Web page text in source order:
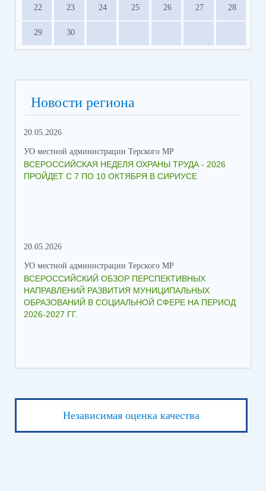
22 23 24 25 26 27 28
29 30
Новости региона
20.05.2026
УО местной администрации Терского МР
ВСЕРОССИЙСКАЯ НЕДЕЛЯ ОХРАНЫ ТРУДА - 2026
ПРОЙДЕТ С 7 ПО 10 ОКТЯБРЯ В СИРИУСЕ
20.05.2026
УО местной администрации Терского МР
ВСЕРОССИЙСКИЙ ОБЗОР ПЕРСПЕКТИВНЫХ
НАПРАВЛЕНИЙ РАЗВИТИЯ МУНИЦИПАЛЬНЫХ
ОБРАЗОВАНИЙ В СОЦИАЛЬНОЙ СФЕРЕ НА ПЕРИОД
2026-2027 ГГ.
Независимая оценка качества